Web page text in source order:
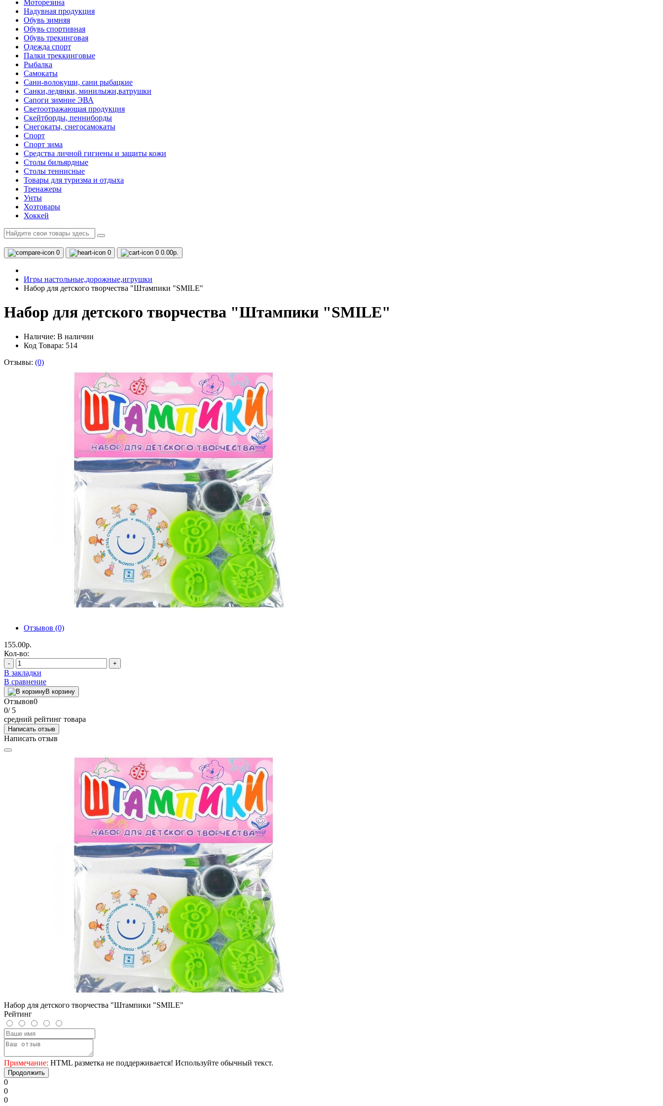
Моторезина
Надувная продукция
Обувь зимняя
Обувь спортивная
Обувь трекинговая
Одежда спорт
Палки треккинговые
Рыбалка
Самокаты
Сани-волокуши, сани рыбацкие
Санки,ледянки, минилыжи,ватрушки
Сапоги зимние ЭВА
Светоотражающая продукция
Скейтборды, пенниборды
Снегокаты, снегосамокаты
Спорт
Спорт зима
Средства личной гигиены и защиты кожи
Столы бильярдные
Столы теннисные
Товары для туризма и отдыха
Тренажеры
Унты
Хозтовары
Хоккей
0 0 0 0.00р.
Игры настольные,дорожные,игрушки
Набор для детского творчества "Штампики "SMILE"
Набор для детского творчества "Штампики "SMILE"
Наличие: В наличии
Код Товара: 514
Отзывы: (0)
Отзывов (0)
155.00р.
Кол-во:
- +
В закладки
В сравнение
В корзину
Отзывов0
0/ 5
средний рейтинг товара
Написать отзыв
Написать отзыв
Набор для детского творчества "Штампики "SMILE"
Рейтинг
Примечание: HTML разметка не поддерживается! Используйте обычный текст.
Продолжить
0
0
0